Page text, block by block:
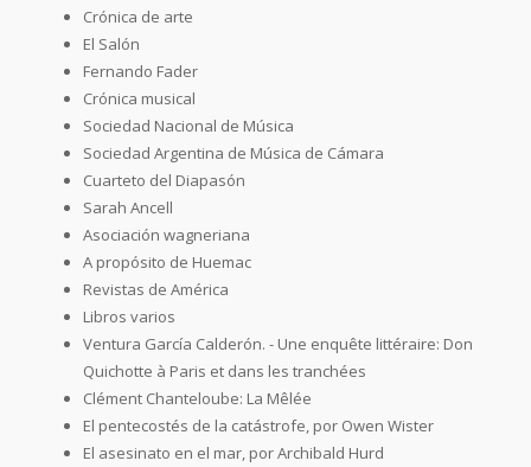
Crónica de arte
El Salón
Fernando Fader
Crónica musical
Sociedad Nacional de Música
Sociedad Argentina de Música de Cámara
Cuarteto del Diapasón
Sarah Ancell
Asociación wagneriana
A propósito de Huemac
Revistas de América
Libros varios
Ventura García Calderón. - Une enquête littéraire: Don
Quichotte à Paris et dans les tranchées
Clément Chanteloube: La Mêlée
El pentecostés de la catástrofe, por Owen Wister
El asesinato en el mar, por Archibald Hurd